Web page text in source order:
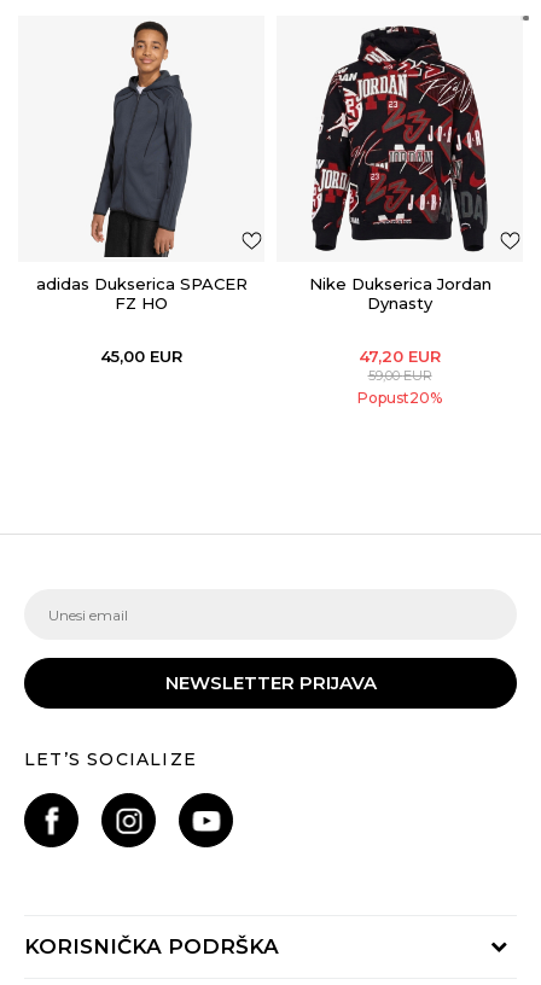
adidas Dukserica SPACER
FZ HO
45,00 EUR
Nike Dukserica Jordan
Dynasty
47,20 EUR
59,00EUR
Popust20%
NEWSLETTER PRIJAVA
LET’S SOCIALIZE
KORISNIČKA PODRŠKA